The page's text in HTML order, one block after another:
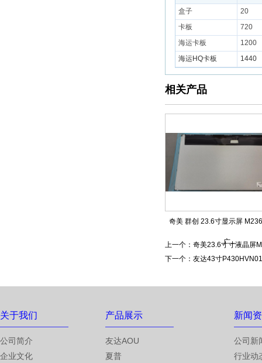
盒子
20
卡板
720
海运卡板
1200
海运HQ卡板
1440
相关产品
奇美 群创 23.6寸显示屏
广...
上一个： 奇美23.6寸寸液晶屏
下一个： 友达43寸
关于我们
公司简介
企业文化
产品展示
友达AOU
夏普
新闻
公司新
行业动